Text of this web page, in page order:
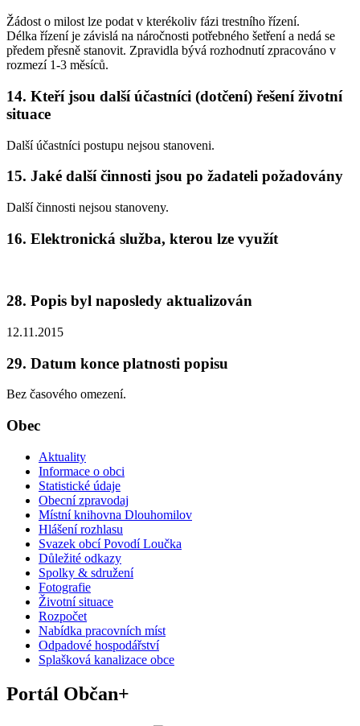
Žádost o milost lze podat v kterékoliv fázi trestního řízení.
Délka řízení je závislá na náročnosti potřebného šetření a nedá se
předem přesně stanovit. Zpravidla bývá rozhodnutí zpracováno v
rozmezí 1-3 měsíců.
14. Kteří jsou další účastníci (dotčení) řešení životní
situace
Další účastníci postupu nejsou stanoveni.
15. Jaké další činnosti jsou po žadateli požadovány
Další činnosti nejsou stanoveny.
16. Elektronická služba, kterou lze využít
28. Popis byl naposledy aktualizován
12.11.2015
29. Datum konce platnosti popisu
Bez časového omezení.
Obec
Aktuality
Informace o obci
Statistické údaje
Obecní zpravodaj
Místní knihovna Dlouhomilov
Hlášení rozhlasu
Svazek obcí Povodí Loučka
Důležité odkazy
Spolky & sdružení
Fotografie
Životní situace
Rozpočet
Nabídka pracovních míst
Odpadové hospodářství
Splašková kanalizace obce
Portál Občan+